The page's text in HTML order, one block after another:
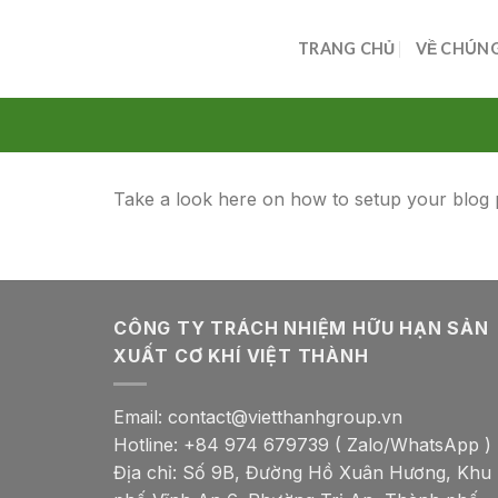
TRANG CHỦ VỀ
Take a look here on how to setup your
CÔNG TY TRÁCH NHIỆM HỮU HẠN SẢN
XUẤT CƠ KHÍ VIỆT THÀNH
Email: contact@vietthanhgroup.vn
Hotline: +84 974 679739 ( Zalo/WhatsApp )
Địa chỉ: Số 9B, Đường Hồ Xuân Hương, Khu